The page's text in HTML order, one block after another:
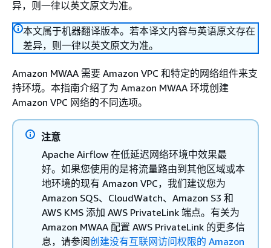
异，则一律以英文原文为准。
本文属于机器翻译版本。若本译文内容与英语原文存在
差异，则一律以英文原文为准。
Amazon MWAA 需要 Amazon VPC 和特定的网络组件来支
持环境。本指南介绍了为 Amazon MWAA 环境创建
Amazon VPC 网络的不同选项。
注意
Apache Airflow 在低延迟网络环境中效果最
好。如果您使用的是将流量路由到其他区域或本
地环境的现有 Amazon VPC，我们建议您为
Amazon SQS、CloudWatch、Amazon S3 和
AWS KMS 添加 AWS PrivateLink 端点。有关为
Amazon MWAA 配置 AWS PrivateLink 的更多信
息，请参阅创建没有互联网访问权限的 Amazon